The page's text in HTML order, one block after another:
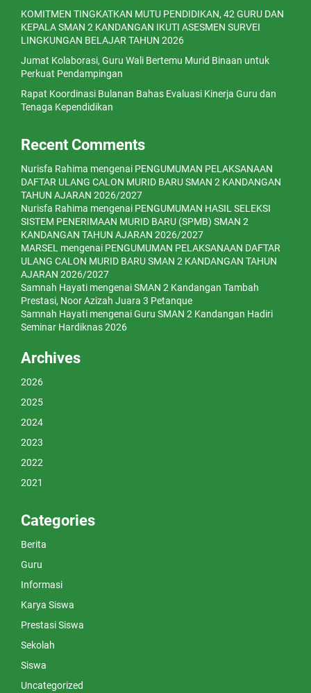
KOMITMEN TINGKATKAN MUTU PENDIDIKAN, 42 GURU DAN
KEPALA SMAN 2 KANDANGAN IKUTI ASESMEN SURVEI
LINGKUNGAN BELAJAR TAHUN 2026
Jumat Kolaborasi, Guru Wali Bertemu Murid Binaan untuk
Perkuat Pendampingan
Rapat Koordinasi Bulanan Bahas Evaluasi Kinerja Guru dan
Tenaga Kependidikan
Recent Comments
Nurisfa Rahima mengenai PENGUMUMAN PELAKSANAAN
DAFTAR ULANG CALON MURID BARU SMAN 2 KANDANGAN
TAHUN AJARAN 2026/2027
Nurisfa Rahima mengenai PENGUMUMAN HASIL SELEKSI
SISTEM PENERIMAAN MURID BARU (SPMB) SMAN 2
KANDANGAN TAHUN AJARAN 2026/2027
MARSEL mengenai PENGUMUMAN PELAKSANAAN DAFTAR
ULANG CALON MURID BARU SMAN 2 KANDANGAN TAHUN
AJARAN 2026/2027
Samnah Hayati mengenaiSMAN 2 Kandangan Tambah
Prestasi, Noor Azizah Juara 3 Petanque
Samnah Hayati mengenaiGuru SMAN 2 Kandangan Hadiri
Seminar Hardiknas 2026
Archives
2026
2025
2024
2023
2022
2021
Categories
Berita
Guru
Informasi
Karya Siswa
Prestasi Siswa
Sekolah
Siswa
Uncategorized